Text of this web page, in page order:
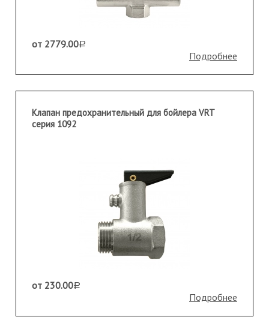
от 2779.00a
Подробнее
Клапан предохранительный для бойлера VRT
серия 1092
от 230.00a
Подробнее